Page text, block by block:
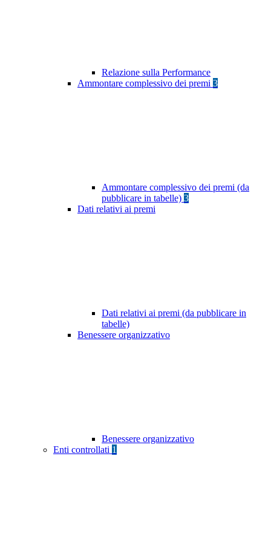
Relazione sulla Performance
Ammontare complessivo dei premi 3
Ammontare complessivo dei premi (da
pubblicare in tabelle) 3
Dati relativi ai premi
Dati relativi ai premi (da pubblicare in
tabelle)
Benessere organizzativo
Benessere organizzativo
Enti controllati 1